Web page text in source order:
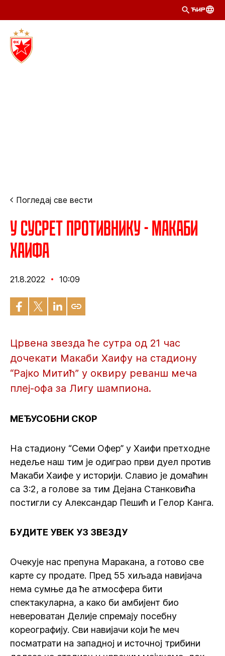
ЋИР
Погледај све вести
У сусрет противнику - Макаби
Хаифа
21.8.2022 10:09
Црвена звезда ће сутра од 21 час
дочекати Макаби Хаифу на стадиону
“Рајко Митић” у оквиру реванш меча
плеј-офа за Лигу шампиона.
МЕЂУСОБНИ СКОР
На стадиону “Семи Офер” у Хаифи претходне
недеље наш тим је одиграо први дуел против
Макаби Хаифе у историји. Славио је домаћин
са 3:2, а голове за тим Дејана Станковића
постигли су Александар Пешић и Гелор Канга.
БУДИТЕ УВЕК УЗ ЗВЕЗДУ
Очекује нас препуна Маракана, а готово све
карте су продате. Пред 55 хиљада навијача
нема сумње да ће атмосфера бити
спектакуларна, а како би амбијент био
невероватан Делије спремају посебну
кореографију. Сви навијачи који ће меч
посматрати на западној и источној трибини